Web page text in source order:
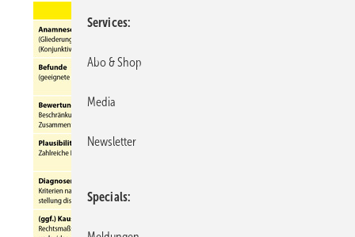
Services
Abo & Shop
Media
Newsletter
Specials